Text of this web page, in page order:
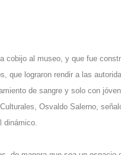
cobijo al museo, y que fue
que lograron rendir a las
de sangre y solo con
Osvaldo Salerno,
dinámico.